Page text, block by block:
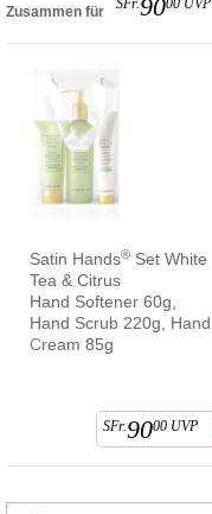
Zusammen für SFr.9000 UVP
Satin Hands® Set White
Tea & Citrus
Hand Softener 60g,
Hand Scrub 220g, Hand
Cream 85g
SFr.9000 UVP